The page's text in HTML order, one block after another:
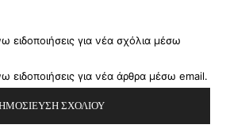
ειδοποιήσεις για νέα σχόλια μέσω
ειδοποιήσεις για νέα άρθρα μέσω email.